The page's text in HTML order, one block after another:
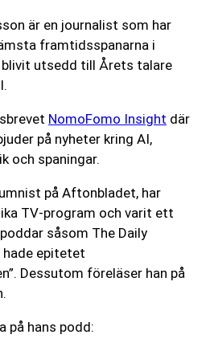
är en journalist som har
framtidsspanarna i
blivit utsedd till Årets talare
NomoFomo Insight där
på nyheter kring AI,
och spaningar.
på Aftonbladet, har
TV-program och varit ett
såsom The Daily
hade epitetet
Dessutom föreläser han på
på hans podd: